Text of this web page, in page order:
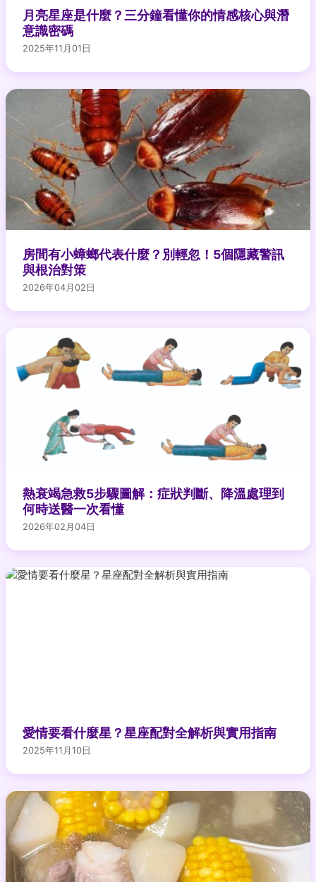
月亮星座是什麼？三分鐘看懂你的情感核心與潛
意識密碼
2025年11月01日
房間有小蟑螂代表什麼？別輕忽！5個隱藏警訊
與根治對策
2026年04月02日
熱衰竭急救5步驟圖解：症狀判斷、降溫處理到
何時送醫一次看懂
2026年02月04日
愛情要看什麼星？星座配對全解析與實用指南
2025年11月10日